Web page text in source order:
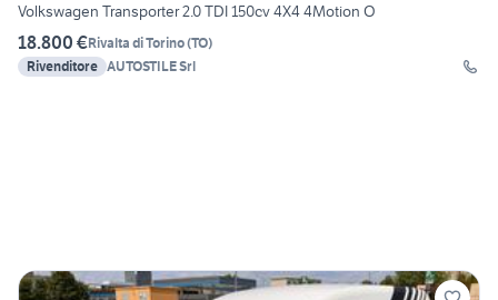
Volkswagen Transporter 2.0 TDI 150cv 4X4 4Motion O
18.800 €Rivalta di Torino(TO)
Rivenditore AUTOSTILE Srl